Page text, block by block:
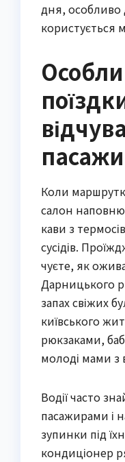
дня, особливо
Коли
салон
кави з
сусідів.
чуєте, як
Дарницького
запах свіжих
київського
рюкзаками,
молоді мами з
Водії часто
пасажирами і
зупинки під
кондиціонер